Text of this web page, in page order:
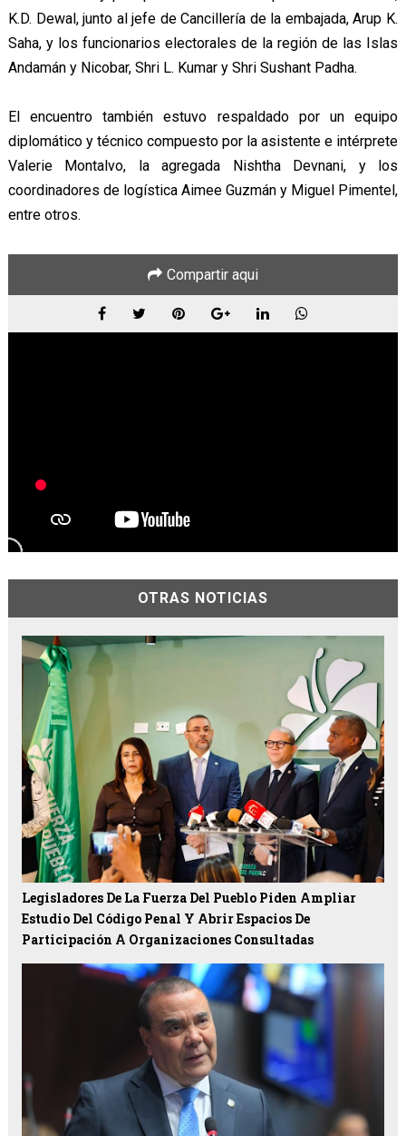
K.D. Dewal, junto al jefe de Cancillería de la embajada, Arup K.
Saha, y los funcionarios electorales de la región de las Islas
Andamán y Nicobar, Shri L. Kumar y Shri Sushant Padha.
El encuentro también estuvo respaldado por un equipo
diplomático y técnico compuesto por la asistente e intérprete
Valerie Montalvo, la agregada Nishtha Devnani, y los
coordinadores de logística Aimee Guzmán y Miguel Pimentel,
entre otros.
Compartir aqui
OTRAS NOTICIAS
Legisladores De La Fuerza Del Pueblo Piden Ampliar
Estudio Del Código Penal Y Abrir Espacios De
Participación A Organizaciones Consultadas